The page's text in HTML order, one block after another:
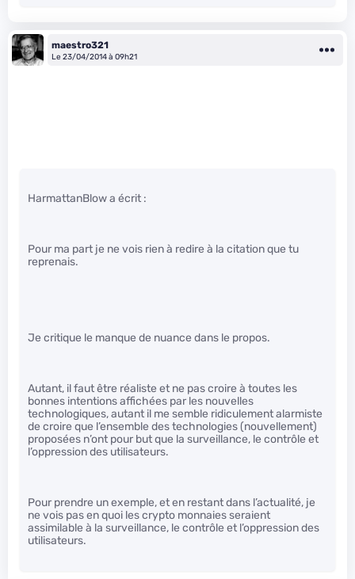
maestro321
Le 23/04/2014 à 09h21
HarmattanBlow a écrit :
Pour ma part je ne vois rien à redire à la citation que tu
reprenais.
Je critique le manque de nuance dans le propos.
Autant, il faut être réaliste et ne pas croire à toutes les
bonnes intentions affichées par les nouvelles
technologiques, autant il me semble ridiculement alarmiste
de croire que l’ensemble des technologies (nouvellement)
proposées n’ont pour but que la surveillance, le contrôle et
l’oppression des utilisateurs.
Pour prendre un exemple, et en restant dans l’actualité, je
ne vois pas en quoi les crypto monnaies seraient
assimilable à la surveillance, le contrôle et l’oppression des
utilisateurs.